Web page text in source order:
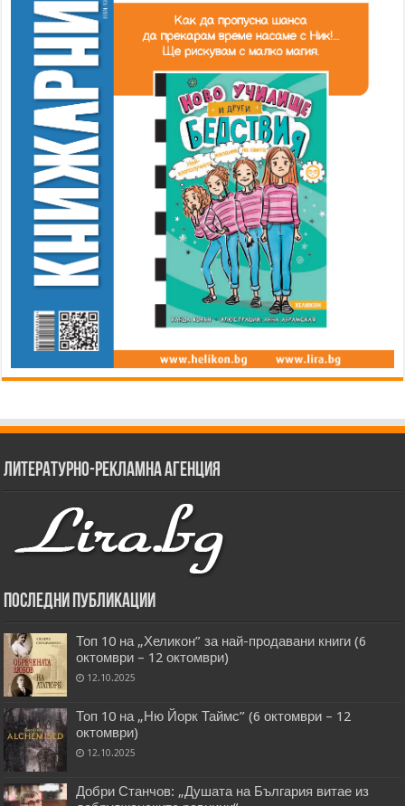
Литературно-рекламна агенция
Последни публикации
Топ 10 на „Хеликон” за най-продавани книги (6
октомври – 12 октомври)
12.10.2025
Топ 10 на „Ню Йорк Таймс” (6 октомври – 12
октомври)
12.10.2025
Добри Станчов: „Душата на България витае из